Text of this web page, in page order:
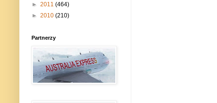
► 2011 (464)
► 2010 (210)
Partnerzy